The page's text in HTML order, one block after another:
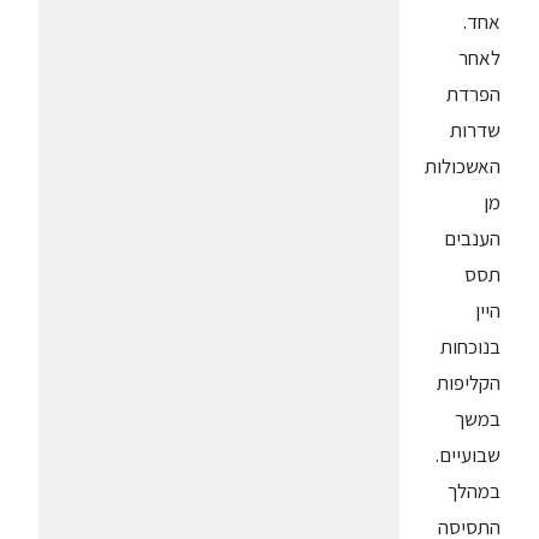
אחד.
לאחר
הפרדת
שדרות
האשכולות
מן
הענבים
תסס
היין
בנוכחות
הקליפות
במשך
שבועיים.
במהלך
התסיסה